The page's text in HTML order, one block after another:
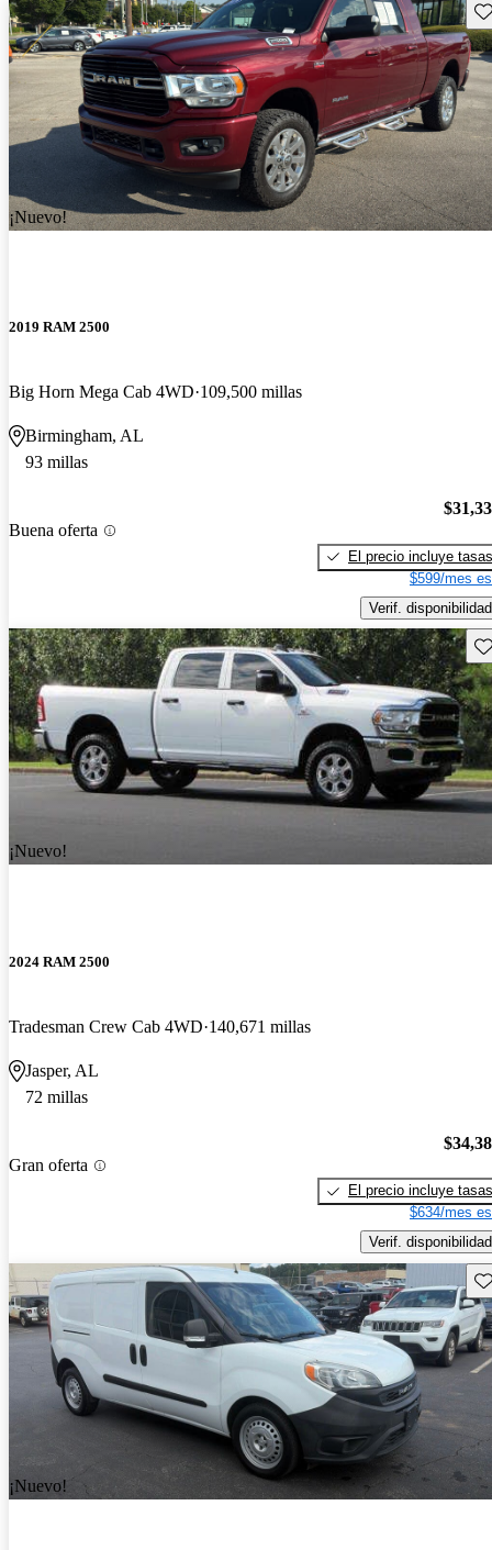
¡Nuevo!
2019 RAM 2500
Big Horn Mega Cab 4WD 109,500 millas
Birmingham, AL
93 millas
Buena oferta
El precio incluye tasas
$599/mes
Verif. disponibilidad
¡Nuevo!
2024 RAM 2500
Tradesman Crew Cab 4WD 140,671 millas
Jasper, AL
72 millas
Gran oferta
El precio incluye tasas
$634/mes
Verif. disponibilidad
¡Nuevo!